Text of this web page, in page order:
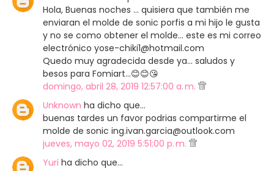
Hola, Buenas noches ... quisiera que también me
enviaran el molde de sonic porfis a mi hijo le gusta
y no se como obtener el molde... este es mi correo
electrónico yose-chiki1@hotmail.com
Quedo muy agradecida desde ya... saludos y
besos para Fomiart...😊😊😘
domingo, abril 28, 2019 12:57:00 a. m.
Unknown ha dicho que…
buenas tardes un favor podrias compartirme el
molde de sonic ing.ivan.garcia@outlook.com
jueves, mayo 02, 2019 5:51:00 p. m.
Yuri ha dicho que…